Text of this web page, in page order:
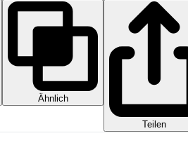
Ähnlich
Teilen